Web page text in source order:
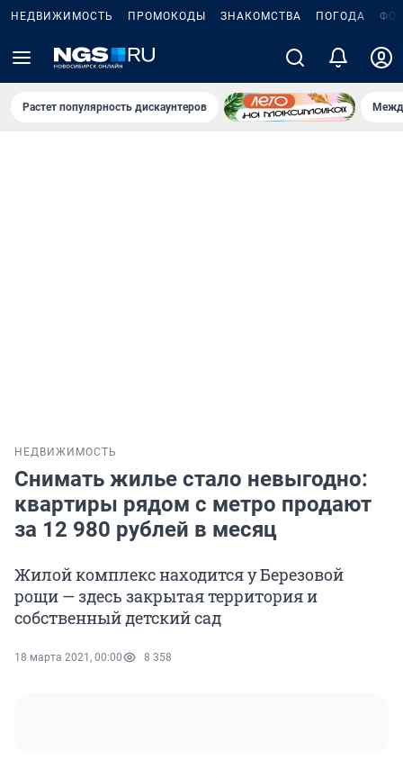
НЕДВИЖИМОСТЬ ПРОМОКОДЫ ЗНАКОМСТВА ПОГОДА
Растет популярность дискаунтеров
НЕДВИЖИМОСТЬ
Снимать жилье стало невыгодно:
квартиры рядом с метро продают
за 12 980 рублей в месяц
Жилой комплекс находится у Березовой
рощи — здесь закрытая территория и
собственный детский сад
18 марта 2021, 00:00 8 358